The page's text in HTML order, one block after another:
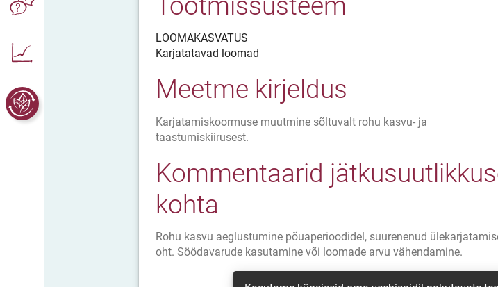
LOOMAKASVATUS
Karjatatavad loomad
Meetme kirjeldus
Karjatamiskoormuse muutmine sõltuvalt rohu kasvu- ja
taastumiskiirusest.
Kommentaarid
kohta
Rohu kasvu aeglustumine põuaperioodidel, suurenenud
oht. Söödavarude kasutamine või loomade arvu vähendamine.